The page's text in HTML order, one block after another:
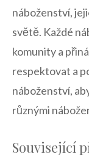
⁣náboženství,
světě.‌ Každé
komunity a
respektovat a
náboženství,
různými
Související